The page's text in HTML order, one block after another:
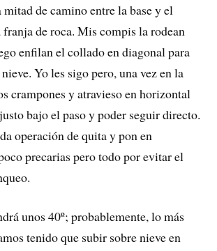
mitad de camino entre la base y el
de roca. Mis compis la rodean
enfilan el collado en diagonal para
Yo les sigo pero, una vez en la
crampones y atravieso en horizontal
bajo el paso y poder seguir directo.
operación de quita y pon en
precarias pero todo por evitar el
unos 40º; probablemente, lo más
tenido que subir sobre nieve en